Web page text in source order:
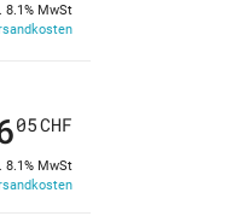
8.1% MwSt
05CHF
8.1% MwSt